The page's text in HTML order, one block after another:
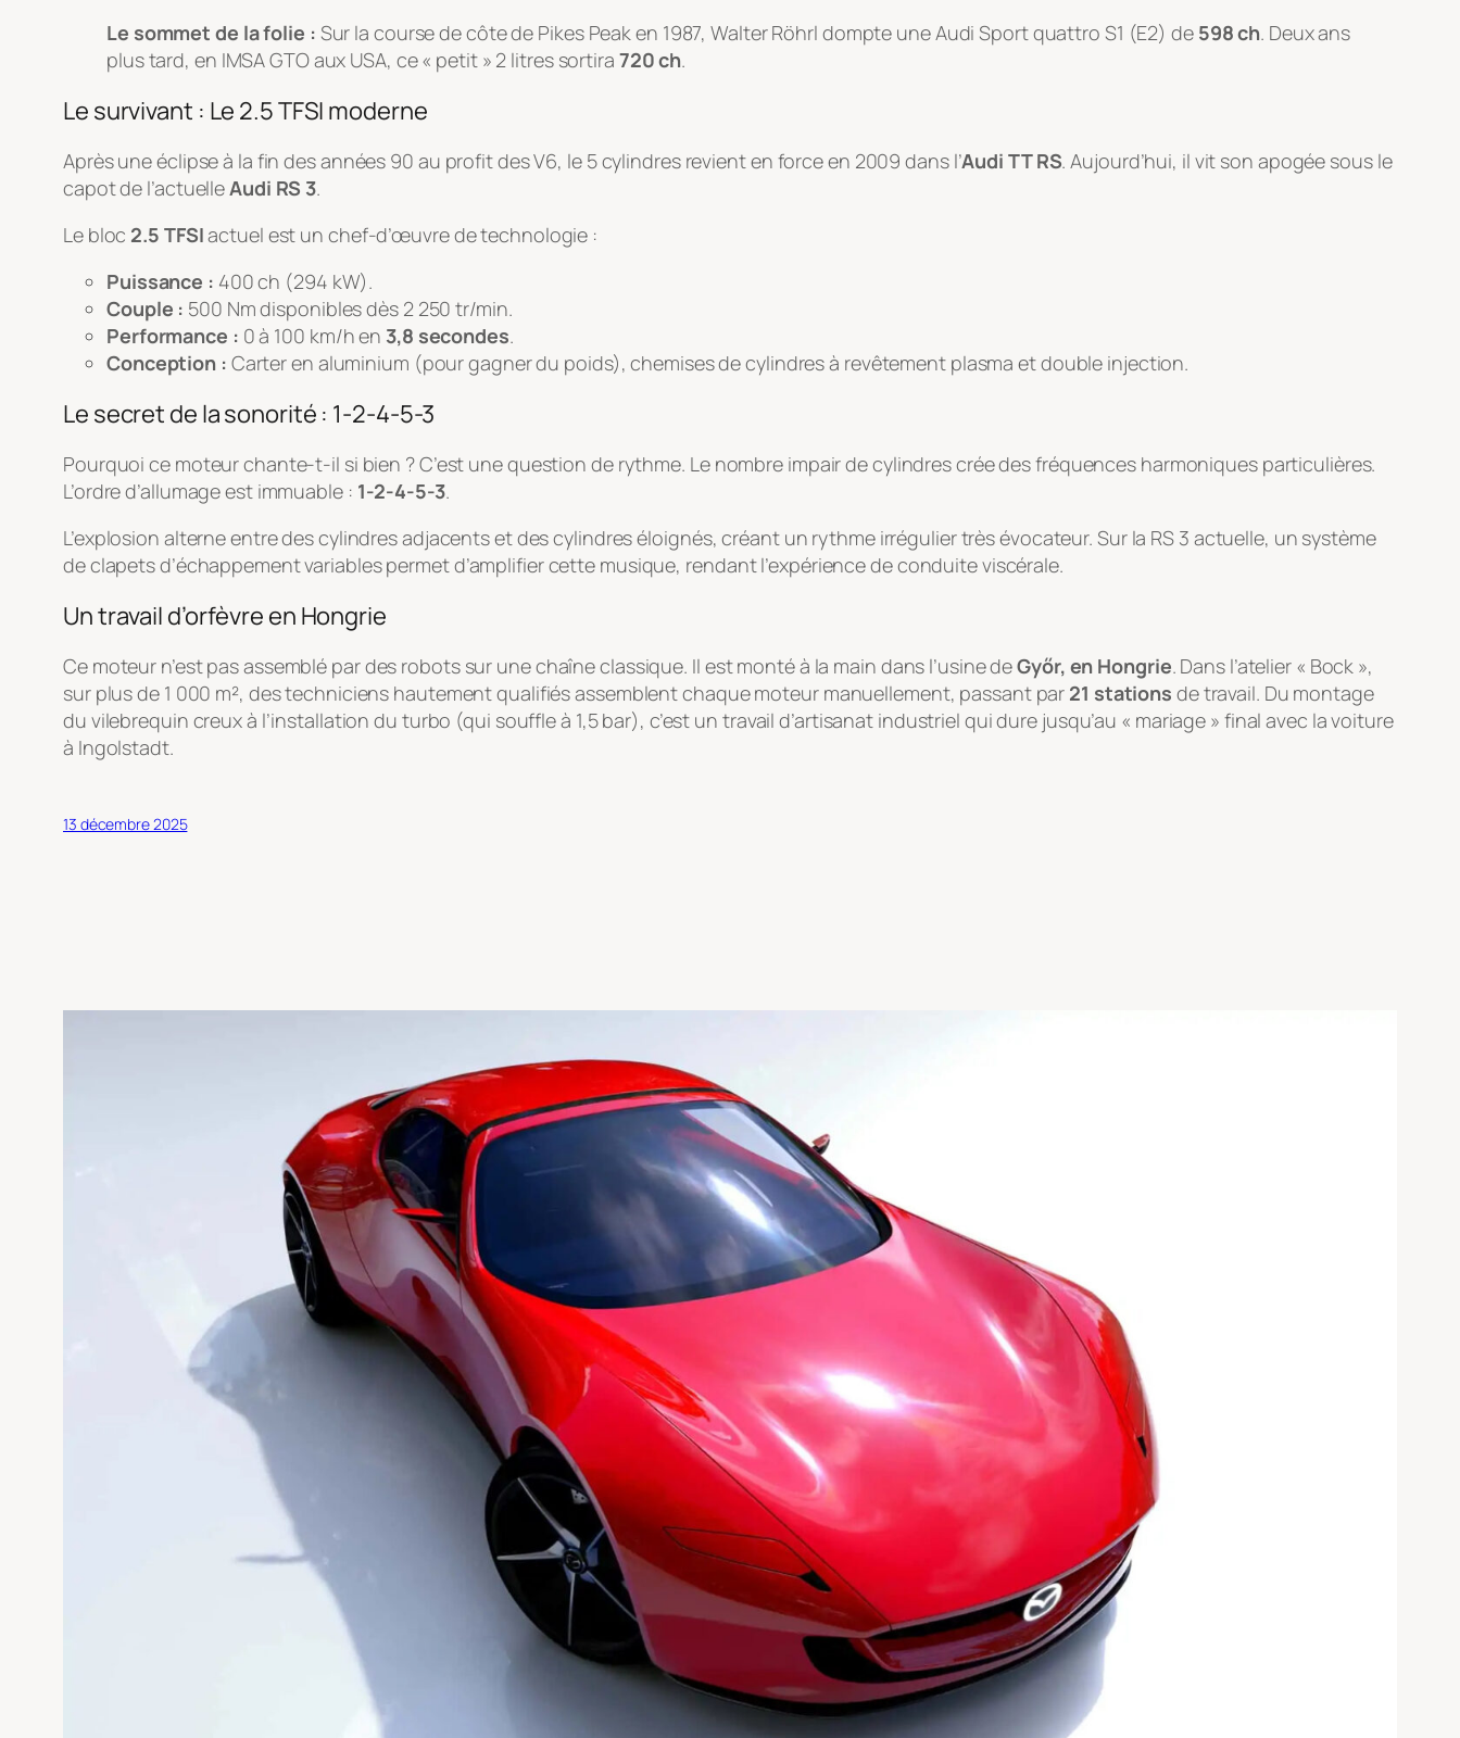
Le sommet de la folie : Sur la course de côte de Pikes Peak en 1987, Walter Röhrl dompte une Audi Sport quattro S1 (E2) de 598 ch. Deux ans
plus tard, en IMSA GTO aux USA, ce « petit » 2 litres sortira 720 ch.
Le survivant : Le 2.5 TFSI moderne
Après une éclipse à la fin des années 90 au profit des V6, le 5 cylindres revient en force en 2009 dans l’Audi TT RS. Aujourd’hui, il vit son apogée sous le
capot de l’actuelleAudi RS 3.
Le bloc 2.5 TFSIactuel est un chef-d’œuvre de technologie :
Puissance : 400 ch (294 kW).
Couple : 500 Nm disponibles dès 2 250 tr/min.
Performance : 0 à 100 km/h en 3,8 secondes.
Conception : Carter en aluminium (pour gagner du poids), chemises de cylindres à revêtement plasma et double injection.
Le secret de la sonorité : 1-2-4-5-3
Pourquoi ce moteur chante-t-il si bien ? C’est une question de rythme. Le nombre impair de cylindres crée des fréquences harmoniques particulières.
L’ordre d’allumage est immuable : 1-2-4-5-3.
L’explosion alterne entre des cylindres adjacents et des cylindres éloignés, créant un rythme irrégulier très évocateur. Sur la RS 3 actuelle, un système
de clapets d’échappement variables permet d’amplifier cette musique, rendant l’expérience de conduite viscérale.
Un travail d’orfèvre en Hongrie
Ce moteur n’est pas assemblé par des robots sur une chaîne classique. Il est monté à la main dans l’usine deGyőr, en Hongrie. Dans l’atelier « Bock »,
sur plus de 1 000 m², des techniciens hautement qualifiés assemblent chaque moteur manuellement, passant par 21 stations de travail. Du montage
du vilebrequin creux à l’installation du turbo (qui souffle à 1,5 bar), c’est un travail d’artisanat industriel qui dure jusqu’au « mariage » final avec la voiture
à Ingolstadt.
13 décembre 2025